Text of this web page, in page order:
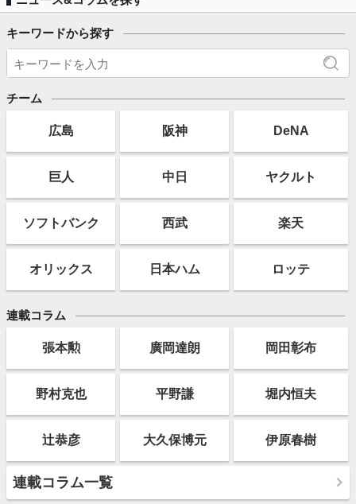
キーワードから探す
チーム
広島 阪神 DeNA
巨人 中日 ヤクルト
ソフトバンク 西武 楽天
オリックス 日本ハム ロッテ
連載コラム
張本勲 廣岡達朗 岡田彰布
野村克也 平野謙 堀内恒夫
辻恭彦 大久保博元 伊原春樹
連載コラム一覧